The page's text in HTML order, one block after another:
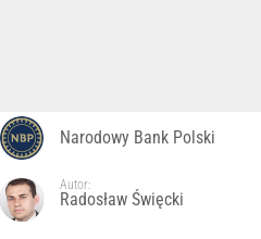
Narodowy Bank Polski
Autor:
Radosław Święcki